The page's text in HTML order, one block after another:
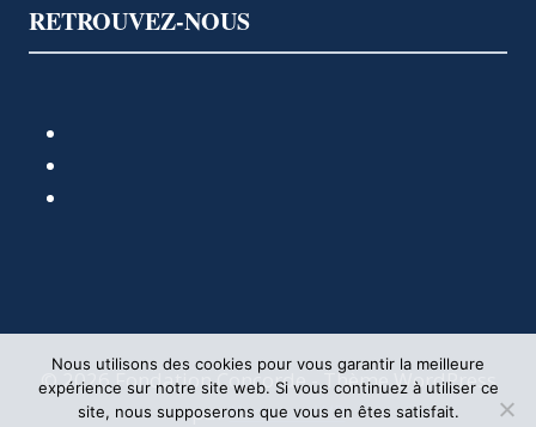
RETROUVEZ-NOUS
© 2026 Fondation Concorde - Thème WordPress
parKadence WP
Nous utilisons des cookies pour vous garantir la meilleure
expérience sur notre site web. Si vous continuez à utiliser ce
site, nous supposerons que vous en êtes satisfait.